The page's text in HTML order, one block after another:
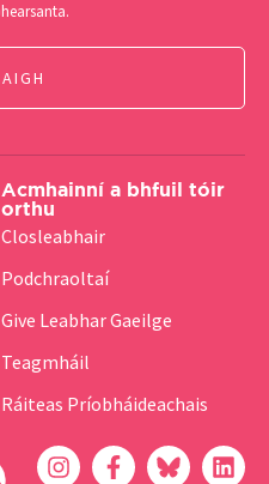
Acmhainní a bhfuil tóir
orthu
Closleabhair
Podchraoltaí
Give Leabhar Gaeilge
Teagmháil
Ráiteas Príobháideachais